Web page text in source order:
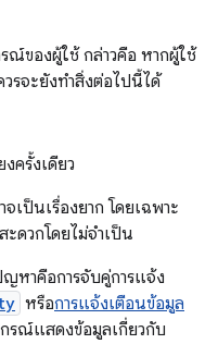
ณ์ของผู้ใช้ กล่าวคือ หากผู้ใช้
รจะยังทำสิ่งต่อไปนี้ได้
ครั้งเดียว
เป็นเรื่องยาก โดยเฉพาะ
ดวกโดยไม่จำเป็น
หาคือการจับคู่การแจ้ง
หรือการแจ้งเตือนข้อมูล
รณ์แสดงข้อมูลเกี่ยวกับ